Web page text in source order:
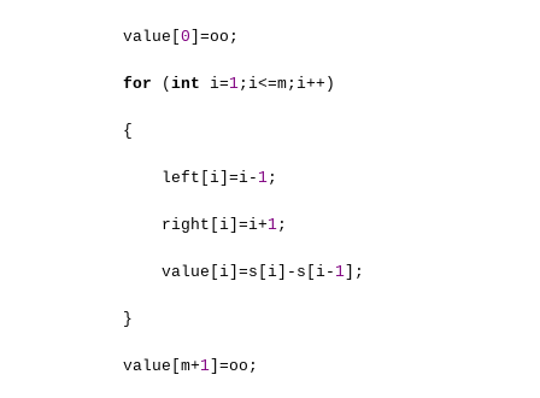
value[ 0 ]=oo;
for ( int i=1;i<=m;i++)
{
left[i]=i- 1;
right[i]=i+1;
value[i]=s[i]-s[i- 1 ];
}
value[m+1 ]=oo;